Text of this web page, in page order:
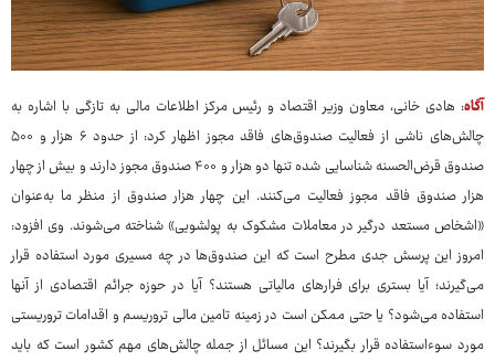
آگاه: هادی خانی، معاون وزیر اقتصاد و رئیس مرکز اطلاعات مالی به تازگی با اشاره به
چالش‌های ناشی از فعالیت صندوق‌های فاقد مجوز اظهار کرد: از حدود ۶ هزار و ۵۰۰
صندوق قرض‌الحسنه شناسایی شده تنها دو هزار و ۴۰۰ صندوق مجوز دارند و بیش از چهار
هزار صندوق فاقد مجوز فعالیت می‌کنند. این چهار هزار صندوق از منظر ما به‌عنوان
«اشخاص مستعد درگیر در معاملات مشکوک به پولشویی» شناخته می‌شوند. وی افزود:
امروز این پرسش جدی مطرح است که این صندوق‌ها در چه مسیری مورد استفاده قرار
می‌گیرند؛ آیا بستری برای فرارهای مالیاتی هستند؟ آیا در حوزه جرائم اقتصادی از آنها
استفاده می‌شود؟ یا حتی ممکن است در زمینه تامین مالی تروریسم و اقدامات تروریستی
مورد سوءاستفاده قرار بگیرند؟ این مسائل از جمله چالش‌های مهم کشور است که باید